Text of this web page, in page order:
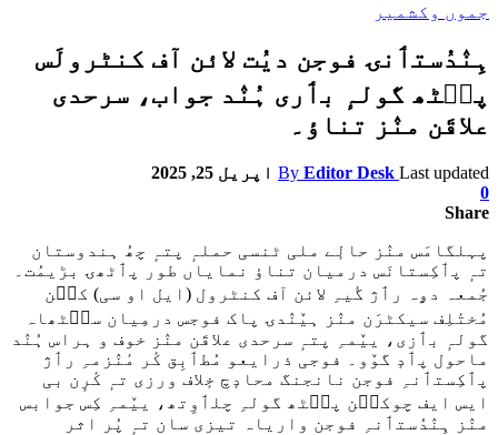
جموں وکشمیر
ہِنٛدُستٲنۍ فوجن دیُت لائن آف کنٹرولَس
پٮ۪ٹھ گولہٕ بٲری ہُنٛد جواب، سرحدی
علاقَن منٛز تناؤ۔
By Editor Desk Last updated
اپریل 25, 2025
0
Share
پہلگامَس منٛز حالٕے ملی ٹنسی حملہٕ پتہٕ چھُ ہندوستان
تہٕ پٲکِستانَس درمیان تناؤ نمایاں طور پٲٹھۍ بڑیمُت۔
جُمعہ دۄہ رٲژ گٔیہِ لائن آف کنٹرول (ایل او سی) کٮ۪ن
مُختٔلِف سیکٹرَن منٛز ہیٚنٛدۍ پاک فوجس درمِیان سٮ۪ٹھاہ
گولہٕ بٲزی، ییٚمہِ پتہٕ سرحدی علاقَن منٛز خوف و ہراس ہُنٛد
ماحول پٲدٕ گوٚو۔ فوجی ذرایعو مُطٲبِق کٔر مٔنٛزمہِ رٲژ
پٲکِستٲنہِ فوجن نانجنگ محادٕچ خٕلاف ورزی تہٕ کٔرٕن بی
ایس ایف چوکٮ۪ن پٮ۪ٹھ گولہِ چلٲوِتھ، ییٚمہِ کِس جوابس
منٛز ہِنٛدُستٲنہِ فوجن واریاہ تیزی سان تہٕ پُر اثر